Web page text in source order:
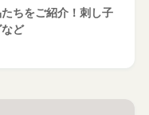
ちをご紹介！刺し子
ど